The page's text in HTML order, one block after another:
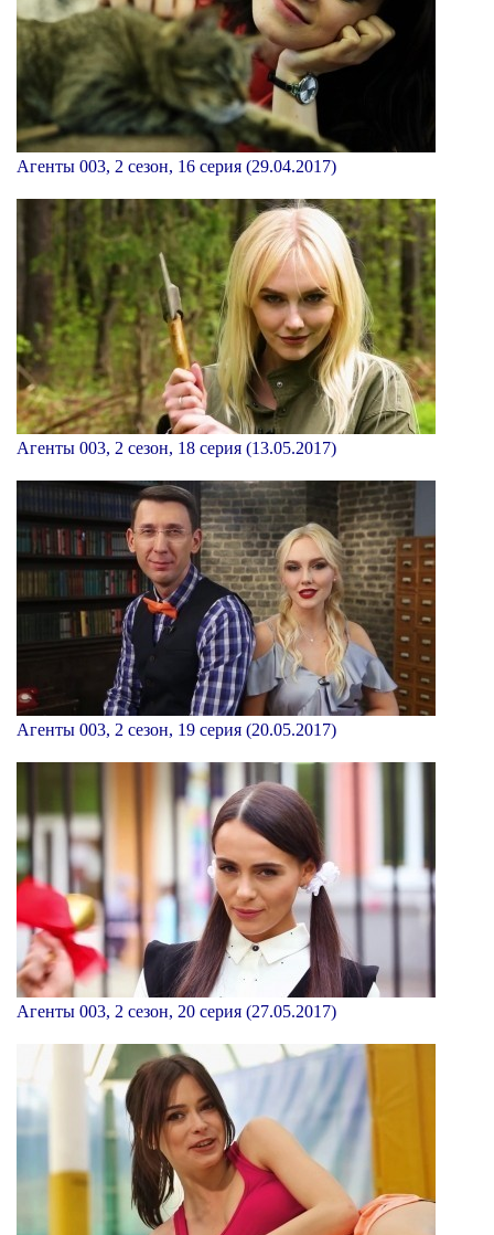
Агенты 003, 2 сезон, 16 серия (29.04.2017)
Агенты 003, 2 сезон, 18 серия (13.05.2017)
Агенты 003, 2 сезон, 19 серия (20.05.2017)
Агенты 003, 2 сезон, 20 серия (27.05.2017)